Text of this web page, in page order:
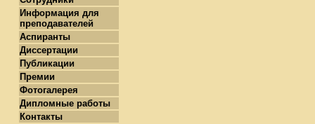
Информация для
преподавателей
Аспиранты
Диссертации
Публикации
Премии
Фотогалерея
Дипломные работы
Контакты